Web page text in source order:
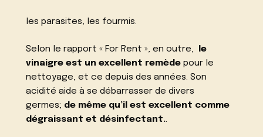
les parasites, les fourmis.
Selon le rapport « For Rent », en outre,
le
vinaigre est un excellent remède pour le
nettoyage, et ce depuis des années. Son
acidité aide à se débarrasser de divers
germes; de même qu’il est excellent comme
dégraissant et désinfectant..